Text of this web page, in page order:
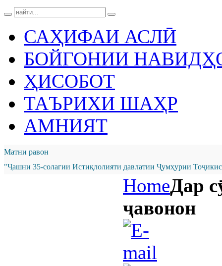
САҲИФАИ АСЛӢ
БОЙГОНИИ
ҲИСОБОТ
ТАЪРИХИ ШАҲР
АМНИЯТ
Матни равон
"Ҷашни 35-солагии Истиқлолияти давлатии Ҷумҳурии
HomeДар
ҷавонон